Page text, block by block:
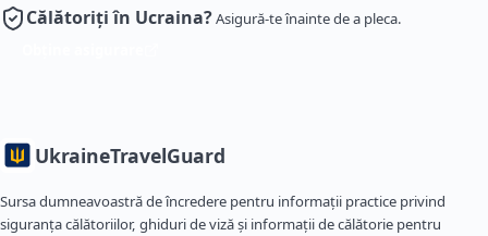
Călătoriți în Ucraina?Asigură-te înainte de a pleca.
UkraineTravelGuard
Sursa dumneavoastră de încredere pentru informații practice privind
siguranța călătoriilor, ghiduri de viză și informații de călătorie pentru